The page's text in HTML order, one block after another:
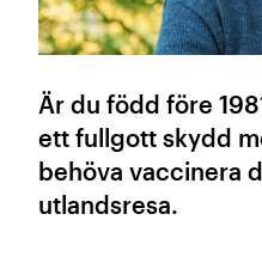
Är du född före
ett fullgott skydd
behöva vaccinera
utlandsresa.